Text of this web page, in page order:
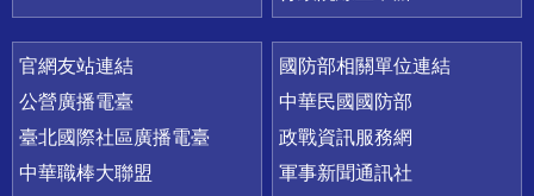
官網友站連結
公營廣播電臺
臺北國際社區廣播電臺
中華職棒大聯盟
國防部相關單位連結
中華民國國防部
政戰資訊服務網
軍事新聞通訊社